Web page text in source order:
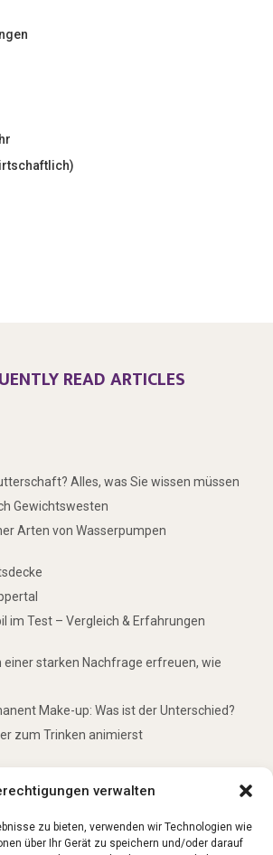
verwalten
zu bieten, verwenden wir Technologien wie
über Ihr Gerät zu speichern und/oder darauf
READ ARTICLES
Alles, was Sie wissen müssen
Gewichtswesten
Arten von Wasserpumpen
im Test – Vergleich & Erfahrungen
einer starken Nachfrage erfreuen, wie
Make-up: Was ist der Unterschied?
zum Trinken animierst
Baby einen Mini-Schwimmring haben sollte
verboten?